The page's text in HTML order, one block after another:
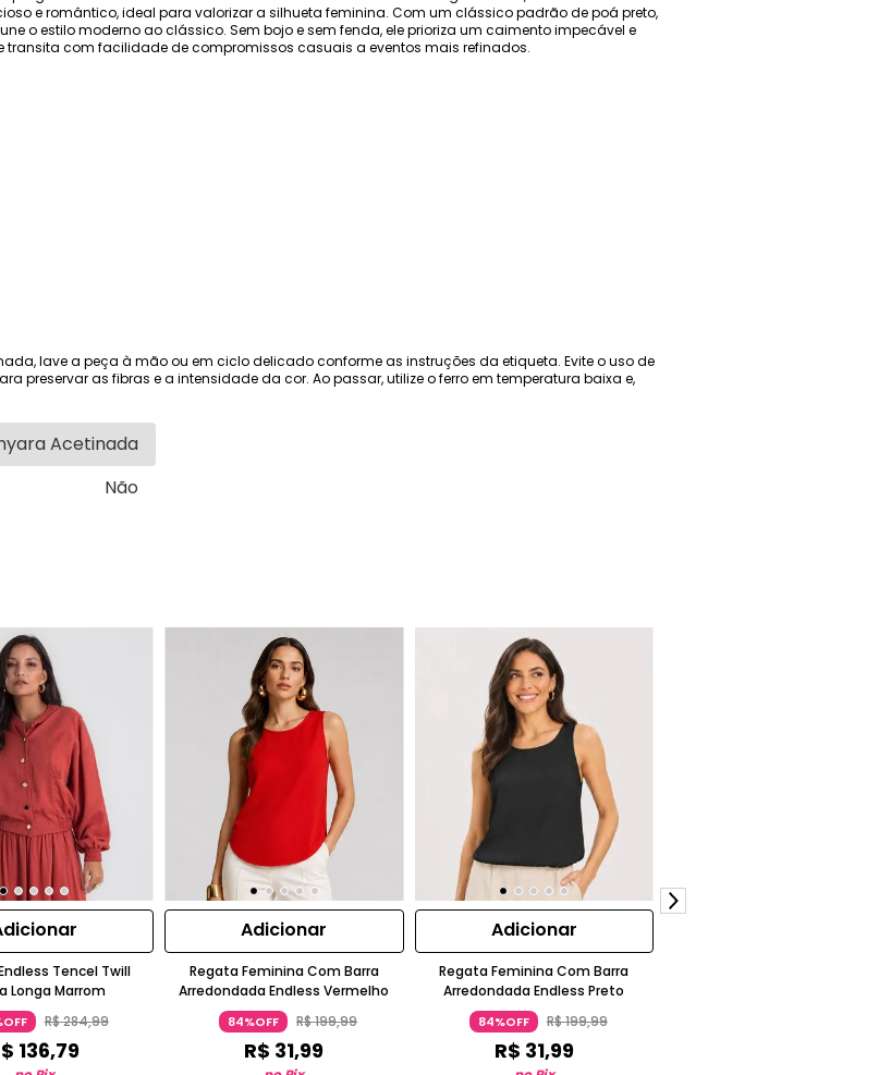
e romântico, ideal para valorizar a silhueta feminina. Com um clássico padrão de poá preto,
o estilo moderno ao clássico. Sem bojo e sem fenda, ele prioriza um caimento impecável e
transita com facilidade de compromissos casuais a eventos mais refinados.
lave a peça à mão ou em ciclo delicado conforme as instruções da etiqueta. Evite o uso de
preservar as fibras e a intensidade da cor. Ao passar, utilize o ferro em temperatura baixa e,
Acetinada
Não
Tencel Twill
Longa Marrom
R$284,99
136,79
Adicionar
Regata Feminina Com Barra
Arredondada Endless Vermelho
84%OFF R$199,99
R$ 31,99
Adicionar
Regata Feminina Com Barra
Arredondada Endless Preto
84%OFF R$199,99
R$ 31,99